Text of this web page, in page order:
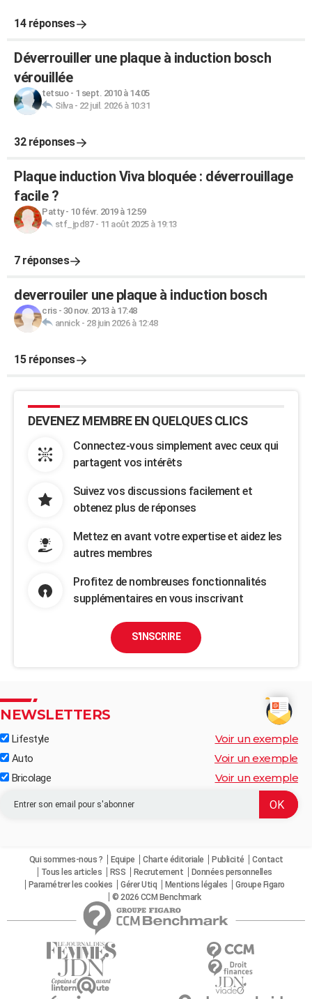
14 réponses
Déverrouiller une plaque à induction bosch
vérouillée
tetsuo- 1 sept. 2010 à 14:05
Silva- 22 juil. 2026 à 10:31
32 réponses
Plaque induction Viva bloquée : déverrouillage
facile ?
Patty- 10 févr. 2019 à 12:59
stf_jpd87- 11 août 2025 à 19:13
7 réponses
deverrouiler une plaque à induction bosch
cris- 30 nov. 2013 à 17:48
annick- 28 juin 2026 à 12:48
15 réponses
DEVENEZ MEMBRE EN QUELQUES CLICS
Connectez-vous simplement avec ceux qui
partagent vos intérêts
Suivez vos discussions facilement et
obtenez plus de réponses
Mettez en avant votre expertise et aidez les
autres membres
Profitez de nombreuses fonctionnalités
supplémentaires en vous inscrivant
S'INSCRIRE
NEWSLETTERS
Lifestyle Voir un exemple
Auto Voir un exemple
Bricolage Voir un exemple
Qui sommes-nous ? Equipe Charte éditoriale Publicité
Contact
Tous les articles
RSS Recrutement
Données personnelles
Paramétrer les cookies
Gérer Utiq Mentions légales
Groupe Figaro
© 2026 CCM Benchmark